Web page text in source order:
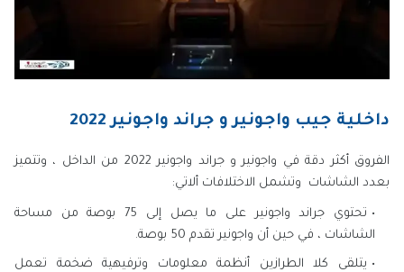
داخلية جيب واجونير و جراند واجونير 2022
الفروق أكثر دقة في واجونير و جراند واجونير 2022 من الداخل ، وتتميز
بعدد الشاشات وتشمل الاختلافات ألاتي:
تحتوي جراند واجونير على ما يصل إلى 75 بوصة من مساحة
الشاشات ، في حين أن واجونير تقدم 50 بوصة.
يتلقى كلا الطرازين أنظمة معلومات وترفيهية ضخمة تعمل